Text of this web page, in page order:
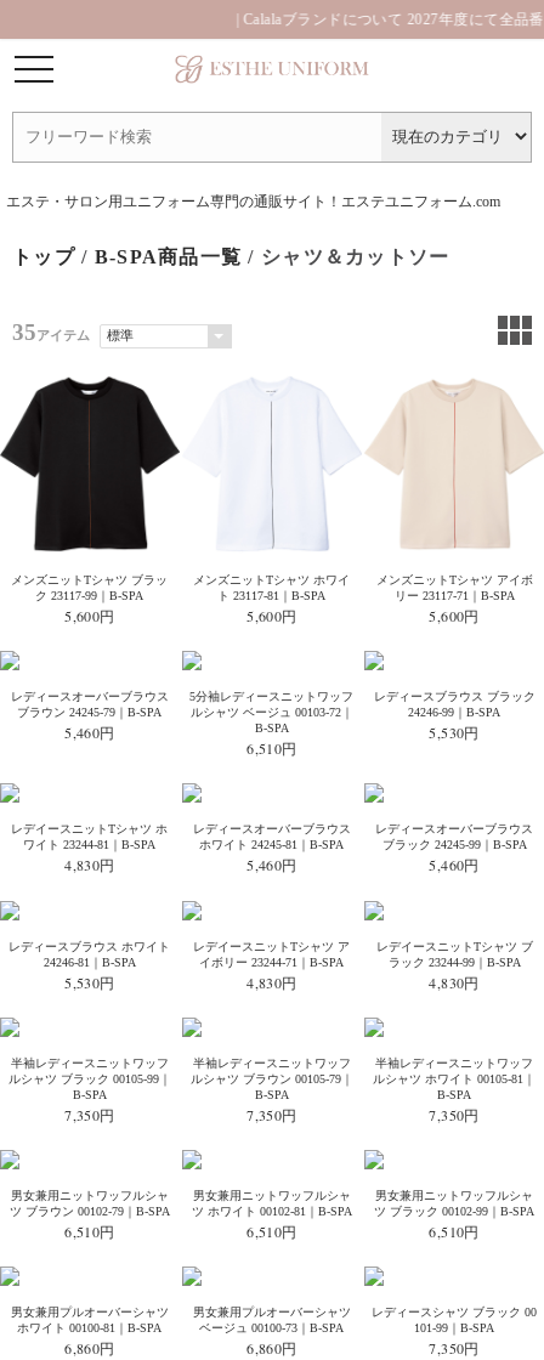
| Calalaブランドについて 2027年度にて全品番
エステ・サロン用ユニフォーム専門の通販サイト！エステユニフォーム.com
トップ/ B-SPA商品一覧 / シャツ＆カットソー
35アイテム
メンズニットTシャツ ブラッ
ク 23117-99｜B-SPA
5,600円
メンズニットTシャツ ホワイ
ト 23117-81｜B-SPA
5,600円
メンズニットTシャツ アイボ
リー 23117-71｜B-SPA
5,600円
レディースオーバーブラウス
ブラウン 24245-79｜B-SPA
5,460円
5分袖レディースニットワッフ
ルシャツ ベージュ 00103-72｜
B-SPA
6,510円
レディースブラウス ブラック
24246-99｜B-SPA
5,530円
レデイースニットTシャツ ホ
ワイト 23244-81｜B-SPA
4,830円
レディースオーバーブラウス
ホワイト 24245-81｜B-SPA
5,460円
レディースオーバーブラウス
ブラック 24245-99｜B-SPA
5,460円
レディースブラウス ホワイト
24246-81｜B-SPA
5,530円
レデイースニットTシャツ ア
イボリー 23244-71｜B-SPA
4,830円
レデイースニットTシャツ ブ
ラック 23244-99｜B-SPA
4,830円
半袖レディースニットワッフ
ルシャツ ブラック 00105-99｜
B-SPA
7,350円
半袖レディースニットワッフ
ルシャツ ブラウン 00105-79｜
B-SPA
7,350円
半袖レディースニットワッフ
ルシャツ ホワイト 00105-81｜
B-SPA
7,350円
男女兼用ニットワッフルシャ
ツ ブラウン 00102-79｜B-SPA
6,510円
男女兼用ニットワッフルシャ
ツ ホワイト 00102-81｜B-SPA
6,510円
男女兼用ニットワッフルシャ
ツ ブラック 00102-99｜B-SPA
6,510円
男女兼用プルオーバーシャツ
ホワイト 00100-81｜B-SPA
6,860円
男女兼用プルオーバーシャツ
ベージュ 00100-73｜B-SPA
6,860円
レディースシャツ ブラック 00
101-99｜B-SPA
7,350円